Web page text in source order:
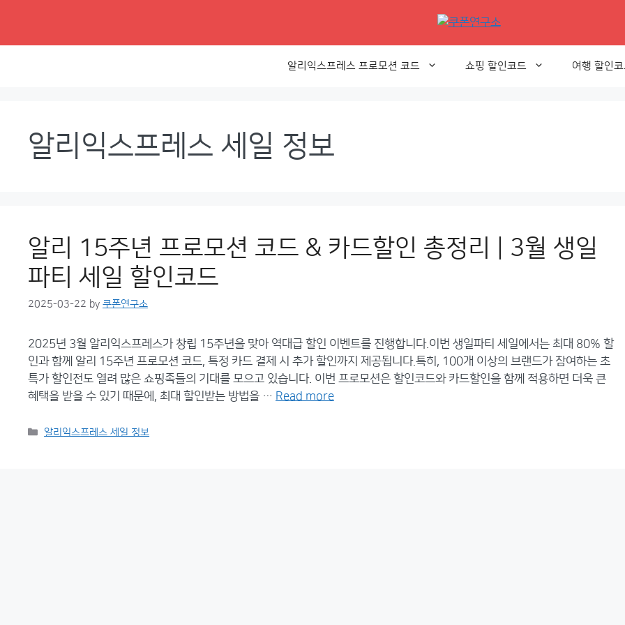
content
알리익스프레스 프로모션 코드 쇼핑 할인코드 여행 할인
알리익스프레스 세일 정보
알리 15주년 프로모션 코드 & 카드할인 총정리 | 3월 생일
파티 세일 할인코드
2025-03-22 by 쿠폰연구소
2025년 3월 알리익스프레스가 창립 15주년을 맞아 역대급 할인 이벤트를 진행합니다.이번 생일파티 세일에서는 최대 80% 할
인과 함께 알리 15주년 프로모션 코드, 특정 카드 결제 시 추가 할인까지 제공됩니다.특히, 100개 이상의 브랜드가 참여하는 초
특가 할인전도 열려 많은 쇼핑족들의 기대를 모으고 있습니다. 이번 프로모션은 할인코드와 카드할인을 함께 적용하면 더욱 큰
혜택을 받을 수 있기 때문에, 최대 할인받는 방법을 … Read more
Categories
알리익스프레스 세일 정보